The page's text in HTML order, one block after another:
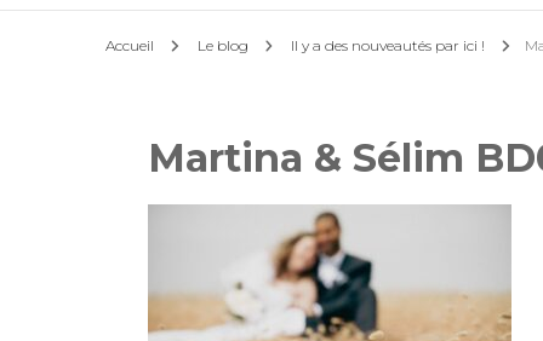
Accueil Le blog Il y a des nouveautés par ici !
Martina & Sélim